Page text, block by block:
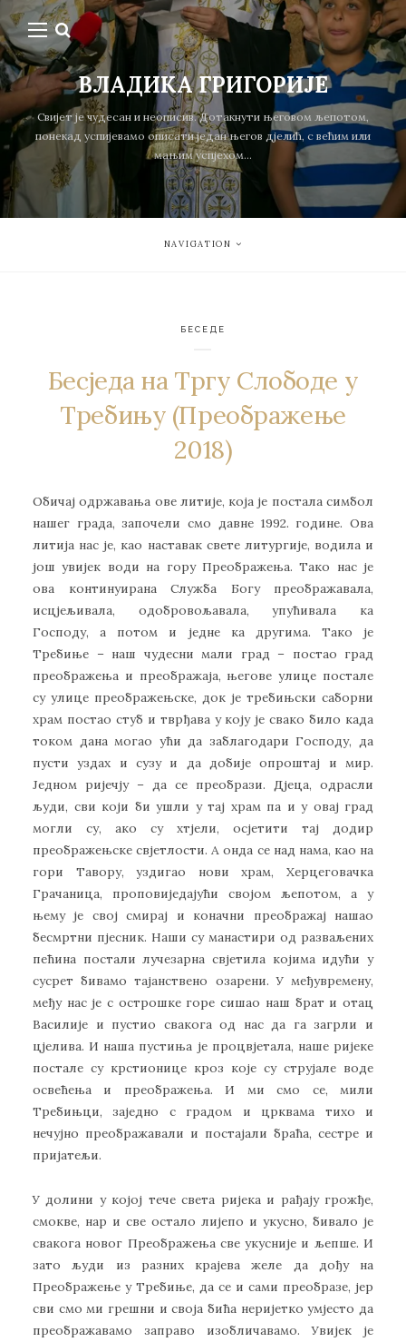
ВЛАДИКА ГРИГОРИЈЕ
Свијет је чудесан и неописив. Дотакнути његовом љепотом,
понекад успијевамо описати један његов дјелић, с већим или
мањим успјехом...
NAVIGATION
БЕСЕДЕ
Бесједа на Тргу Слободе у
Требињу (Преображење
2018)
Обичај одржавања ове литије, која је постала симбол
нашег града, започели смо давне 1992. године. Ова
литија нас је, као наставак свете литургије, водила и
још увијек води на гору Преображења. Tако нас је
ова континуирана Служба Богу преображавала,
исцјељивала, одобровољавала, упућивала ка
Господу, а потом и једне ка другима. Тако је
Требиње – наш чудесни мали град – постао град
преображења и преображаја, његове улице постале
су улице преображењске, док је требињски саборни
храм постао стуб и тврђава у коју је свако било када
током дана могао ући да заблагодари Господу, да
пусти уздах и сузу и да добије опроштај и мир.
Једном ријечју – да се преобрази. Дјеца, одрасли
људи, сви који би ушли у тај храм па и у овај град
могли су, ако су хтјели, осјетити тај додир
преображењске свјетлости. А онда се над нама, као на
гори Тавору, уздигао нови храм, Херцеговачка
Грачаница, проповиједајући својом љепотом, а у
њему је свој смирај и коначни преображај нашао
бесмртни пјесник. Наши су манастири од разваљених
пећина постали лучезарна свјетила којима идући у
сусрет бивамо тајанствено озарени. У међувремену,
међу нас је с острошке горе сишао наш брат и отац
Василије и пустио свакога од нас да га загрли и
цјелива. И наша пустиња је процвјетала, наше ријеке
постале су крстионице кроз које су струјале воде
освећења и преображења. И ми смо се, мили
Требињци, заједно с градом и црквама тихо и
нечујно преображавали и постајали браћа, сестре и
пријатељи.
У долини у којој тече света ријека и рађају грожђе,
смокве, нар и све остало лијепо и укусно, бивало је
свакога новог Преображења све укусније и љепше. И
зато људи из разних крајева желе да дођу на
Преображење у Требиње, да се и сами преобразе, јер
сви смо ми грешни и своја бића неријетко умјесто да
преображавамо заправо изобличавамо. Увијек је